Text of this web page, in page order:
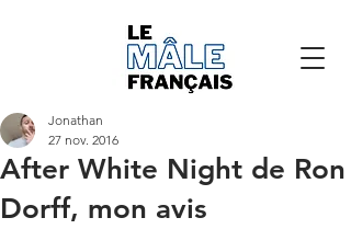
After White Night de Ron
Dorff, mon avis
Jonathan
27 nov. 2016